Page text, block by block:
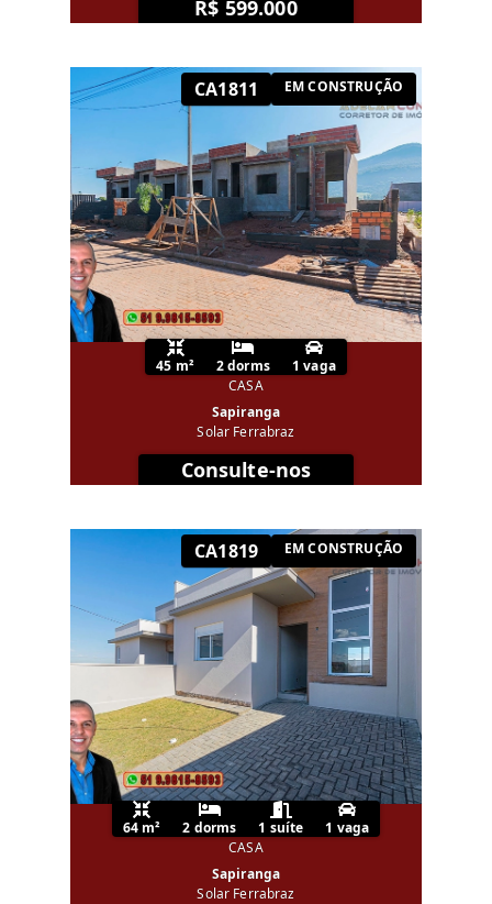
R$ 599.000
CA1811 EM CONSTRUÇÃO
45 m² 2 dorms
1 vaga
CASA
Sapiranga
Solar Ferrabraz
Consulte-nos
CA1819 EM CONSTRUÇÃO
64 m² 2 dorms 1 suíte
1 vaga
CASA
Sapiranga
Solar Ferrabraz